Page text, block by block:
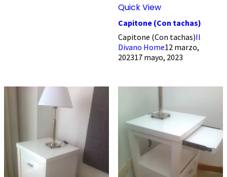
Quick View
Capitone (Con tachas)
Capitone (Con tachas)Il
Divano Home12 marzo,
202317 mayo, 2023